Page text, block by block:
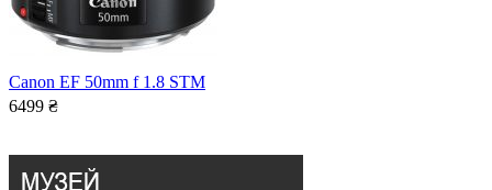
Canon EF 50mm f 1.8 STM
6499 ₴